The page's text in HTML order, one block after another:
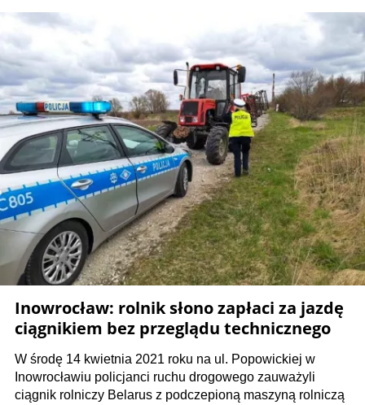
Inowrocław: rolnik słono zapłaci za jazdę
ciągnikiem bez przeglądu technicznego
W środę 14 kwietnia 2021 roku na ul. Popowickiej w
Inowrocławiu policjanci ruchu drogowego zauważyli
ciągnik rolniczy Belarus z podczepioną maszyną rolniczą